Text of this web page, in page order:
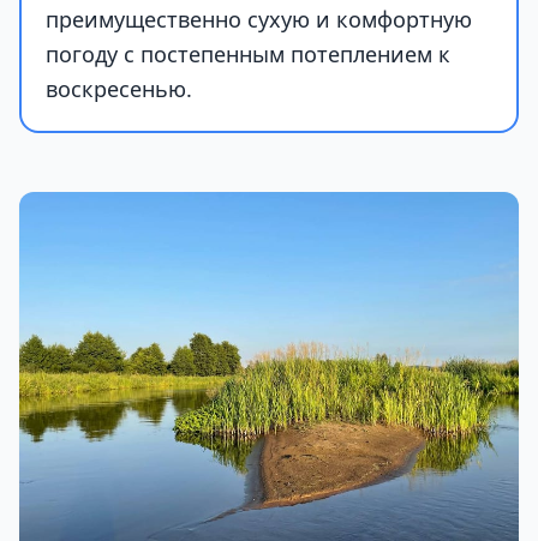
преимущественно сухую и комфортную
погоду с постепенным потеплением к
воскресенью.